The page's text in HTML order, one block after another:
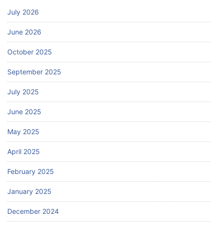
July 2026
June 2026
October 2025
September 2025
July 2025
June 2025
May 2025
April 2025
February 2025
January 2025
December 2024